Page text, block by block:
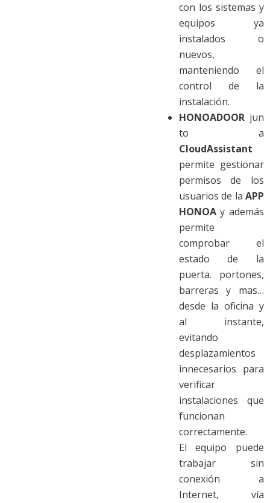
con los sistemas y
equipos ya
instalados o
nuevos,
manteniendo el
control de la
instalación.
HONOADOORjun
to a
CloudAssistant
permite gestionar
permisos de los
usuarios de la APP
HONOAy además
permite
comprobar el
estado de la
puerta. portones,
barreras y mas…
desde la oficina y
al instante,
evitando
desplazamientos
innecesarios para
verificar
instalaciones que
funcionan
correctamente.
El equipo puede
trabajar sin
conexión a
Internet, vía